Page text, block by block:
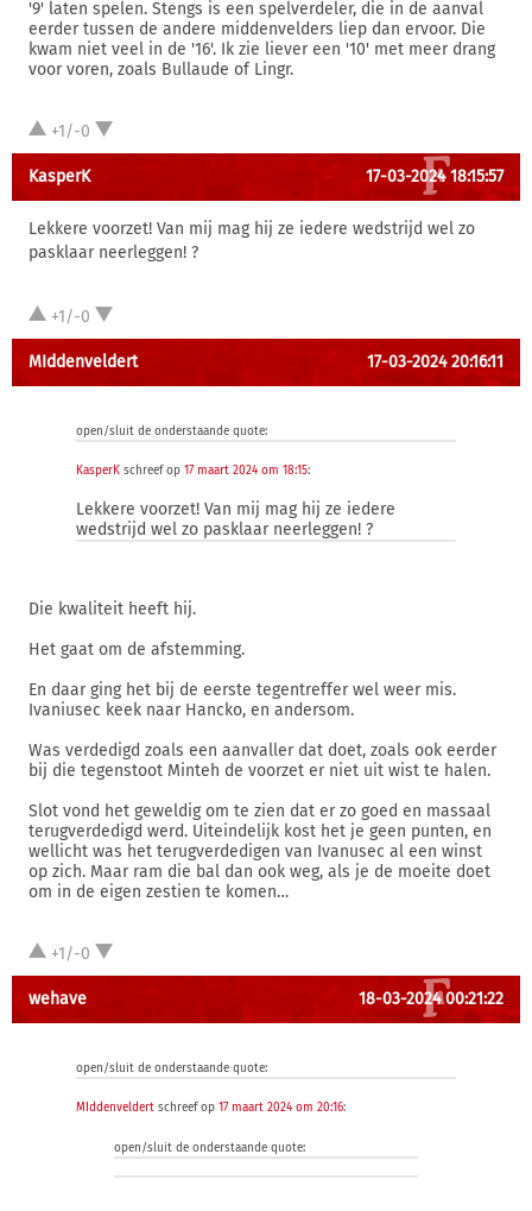
'9' laten spelen. Stengs is een spelverdeler, die in de aanval
eerder tussen de andere middenvelders liep dan ervoor. Die
kwam niet veel in de '16'. Ik zie liever een '10' met meer drang
voor voren, zoals Bullaude of Lingr.
+1/-0
KasperK 17-03-2024 18:15:57
Lekkere voorzet! Van mij mag hij ze iedere wedstrijd wel zo
pasklaar neerleggen! ?
+1/-0
MIddenveldert 17-03-2024 20:16:11
open/sluit de onderstaande quote:
KasperK schreef op 17 maart 2024 om 18:15:
Lekkere voorzet! Van mij mag hij ze iedere
wedstrijd wel zo pasklaar neerleggen! ?
Die kwaliteit heeft hij.
Het gaat om de afstemming.
En daar ging het bij de eerste tegentreffer wel weer mis.
Ivaniusec keek naar Hancko, en andersom.
Was verdedigd zoals een aanvaller dat doet, zoals ook eerder
bij die tegenstoot Minteh de voorzet er niet uit wist te halen.
Slot vond het geweldig om te zien dat er zo goed en massaal
terugverdedigd werd. Uiteindelijk kost het je geen punten, en
wellicht was het terugverdedigen van Ivanusec al een winst
op zich. Maar ram die bal dan ook weg, als je de moeite doet
om in de eigen zestien te komen…
+1/-0
wehave 18-03-2024 00:21:22
open/sluit de onderstaande quote:
MIddenveldert schreef op 17 maart 2024 om 20:16:
open/sluit de onderstaande quote: